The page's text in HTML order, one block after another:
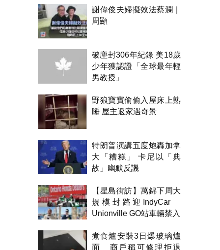
謝偉俊夫婦擬效法蔡瀾｜
周顯
破塵封306年紀錄 美18歲
少年獲認證「全球最年輕
男教授」
野狼寶寶偷偷入屋床上熟
睡 屋主返家遇奇景
特朗普演講五度炮轟加拿
大「糟糕」 卡尼以「典
故」幽默反譏
【星島街訪】萬錦下周大
規模封路迎IndyCar
Unionville GO站車輛禁入
煮食爐安裝3日爆玻璃爐
面 商戶稱可修理拒退